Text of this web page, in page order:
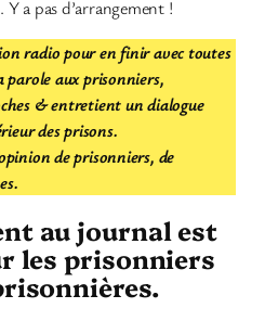
a pas d’arrangement !
radio pour en finir avec toutes
parole aux prisonniers,
& entretient un dialogue
des prisons.
de prisonniers, de
au journal est
les prisonniers